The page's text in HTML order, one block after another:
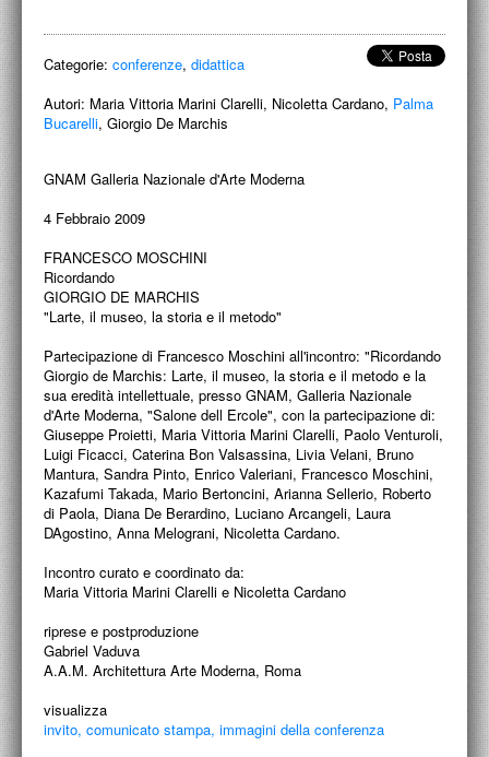
DUETTI / DUELLI
LABORATORI DI PROGETTAZIONE
PROGETTI CULTURALI
PROGETTO T.E.S.I.
Categorie: conferenze, didattica
Autori: Maria Vittoria Marini Clarelli, Nicoletta Cardano, Palma
Bucarelli, Giorgio De Marchis
GNAM Galleria Nazionale d'Arte Moderna
4 Febbraio 2009
FRANCESCO MOSCHINI
Ricordando
GIORGIO DE MARCHIS
"Larte, il museo, la storia e il metodo"
Partecipazione di Francesco Moschini all'incontro: "Ricordando
Giorgio de Marchis: Larte, il museo, la storia e il metodo e la
sua eredità intellettuale, presso GNAM, Galleria Nazionale
d'Arte Moderna, "Salone dell Ercole", con la partecipazione di:
Giuseppe Proietti, Maria Vittoria Marini Clarelli, Paolo Venturoli,
Luigi Ficacci, Caterina Bon Valsassina, Livia Velani, Bruno
Mantura, Sandra Pinto, Enrico Valeriani, Francesco Moschini,
Kazafumi Takada, Mario Bertoncini, Arianna Sellerio, Roberto
di Paola, Diana De Berardino, Luciano Arcangeli, Laura
DAgostino, Anna Melograni, Nicoletta Cardano.
Incontro curato e coordinato da:
Maria Vittoria Marini Clarelli e Nicoletta Cardano
riprese e postproduzione
Gabriel Vaduva
A.A.M. Architettura Arte Moderna, Roma
visualizza
invito, comunicato stampa, immagini della conferenza